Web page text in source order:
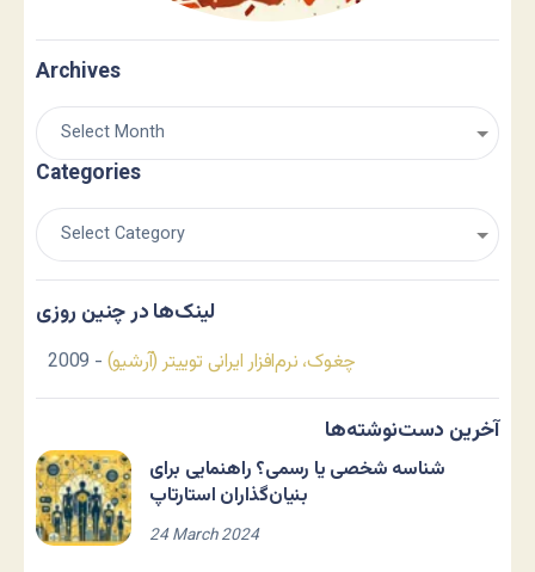
Archives
Categories
لینک‌ها در چنین روزی
چغوک، نرم‌افزار ایرانی توییتر (آرشیو) - 2009
آخرین دست‌نوشته‌ها
شناسه شخصی یا رسمی؟ راهنمایی برای
بنیان‌گذاران استارتاپ
24 March 2024